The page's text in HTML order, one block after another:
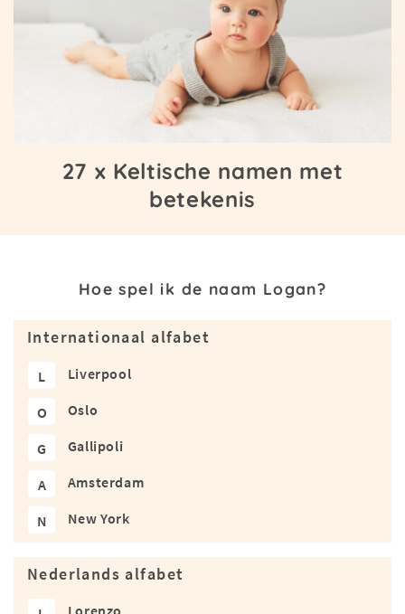
27 x Keltische namen met
betekenis
Hoe spel ik de naam Logan?
Internationaal alfabet
L Liverpool
O Oslo
G Gallipoli
A Amsterdam
N New York
Nederlands alfabet